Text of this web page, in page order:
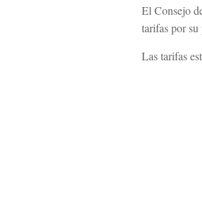
El Consejo
tarifas por su
Las tarifas